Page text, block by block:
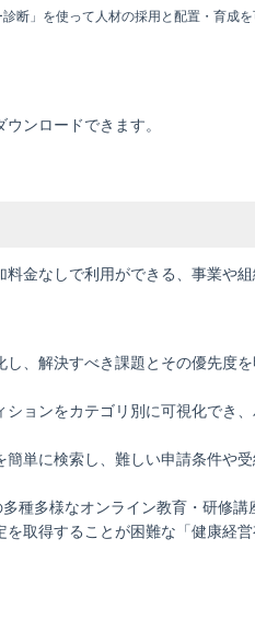
」を使って人材の採用と配置・育成
ンロードできます。
金なしで利用ができる、事業や
、解決すべき課題とその優先度
ョンをカテゴリ別に可視化でき
単に検索し、難しい申請条件や
種多様なオンライン教育・研修講
取得することが困難な「健康経